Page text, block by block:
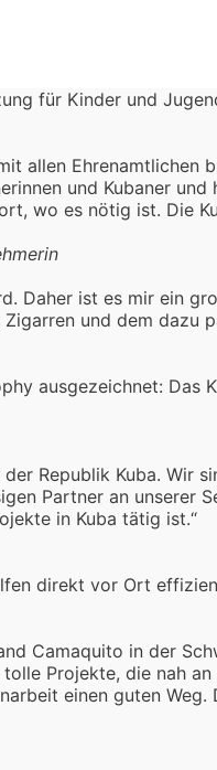
für Kinder und
allen Ehrenamtlichen
und Kubaner
wo es nötig ist. Die
Daher ist es mir ein
und dem dazu
ausgezeichnet: Das
Republik Kuba. Wir
Partner an unserer
in Kuba tätig ist.“
direkt vor Ort
Camaquito in der
Projekte, die nah
einen guten